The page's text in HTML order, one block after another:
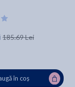
185.69 Lei
în coș